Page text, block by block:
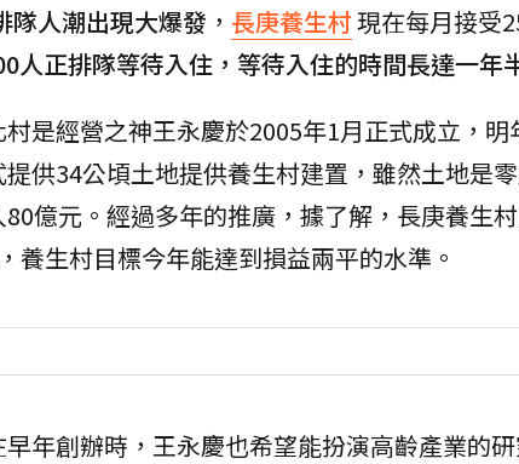
隊人潮出現大爆發 ， 長庚養生村現在每月接受
人正排隊等待入住 ，等待入住的時間長達一年
是經營之神王永慶於2005年1月正式成立，
供34公頃土地提供養生村建置，雖然土地是
億元。經過多年的推廣，據了解，長庚養生
養生村目標今年能達到損益兩平的水準。
年創辦時，王永慶也希望能扮演高齡產業的研